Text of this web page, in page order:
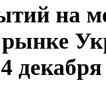
на
декабря